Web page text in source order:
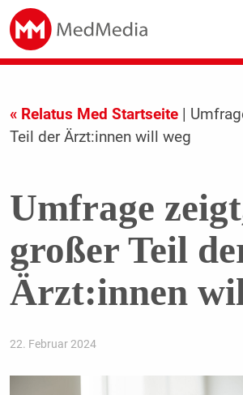
« Relatus Med Startseite|
Teil der Ärzt:innen will weg
Umfrage
großer Teil
Ärzt:innen
22. Februar 2024